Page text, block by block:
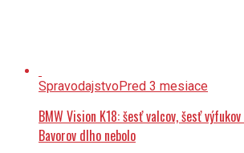
SpravodajstvoPred 3 mesiace
BMW Vision K18: šesť valcov, šesť
Bavorov dlho nebolo